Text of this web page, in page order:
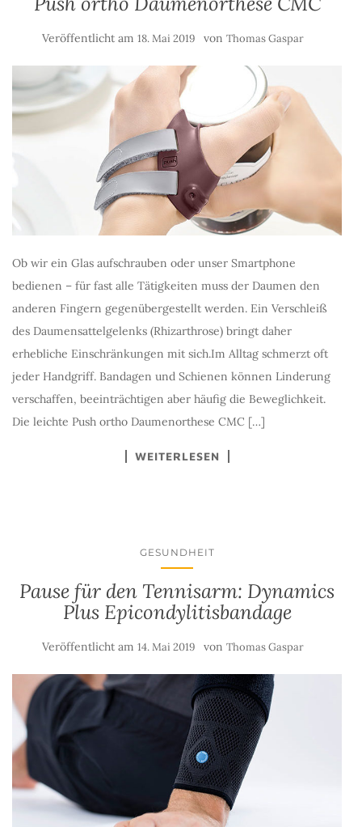
Veröffentlicht am 18. Mai 2019 von Thomas Gaspar
Ob wir ein Glas aufschrauben oder unser Smartphone
bedienen – für fast alle Tätigkeiten muss der Daumen den
anderen Fingern gegenübergestellt werden. Ein Verschleiß
des Daumensattelgelenks (Rhizarthrose) bringt daher
erhebliche Einschränkungen mit sich.Im Alltag schmerzt oft
jeder Handgriff. Bandagen und Schienen können Linderung
verschaffen, beeinträchtigen aber häufig die Beweglichkeit.
Die leichte Push ortho Daumenorthese CMC […]
WEITERLESEN
GESUNDHEIT
Pause für den Tennisarm: Dynamics
Plus Epicondylitisbandage
Veröffentlicht am 14. Mai 2019 von Thomas Gaspar